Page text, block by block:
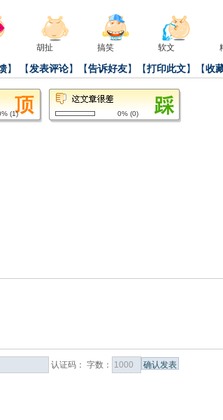
胡扯 搞笑 软文
】 【发表评论】【告诉好友】【打印此文】【收
(1) 0%(0)
认证码： 字数：